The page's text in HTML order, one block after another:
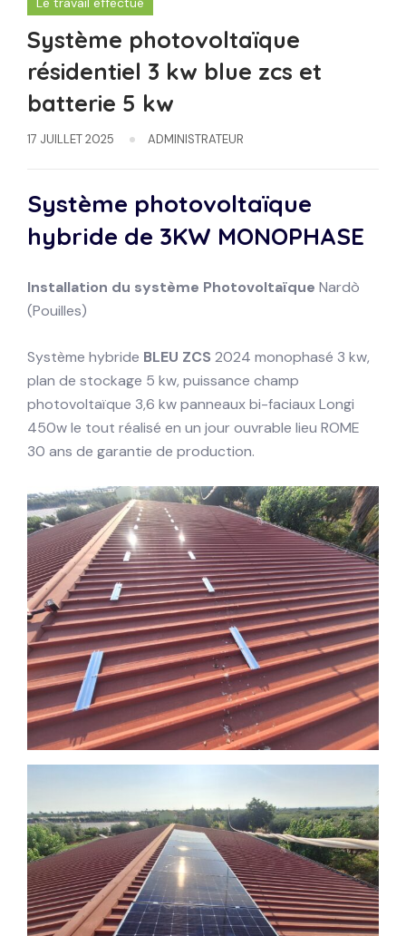
Système photovoltaïque
résidentiel 3 kw blue zcs et
batterie 5 kw
17 JUILLET 2025 ADMINISTRATEUR
Système photovoltaïque
hybride de 3KW MONOPHASE
Installation du système Photovoltaïque Nardò
(Pouilles)
Système hybride BLEU ZCS 2024 monophasé 3 kw,
plan de stockage 5 kw, puissance champ
photovoltaïque 3,6 kw panneaux bi-faciaux Longi
450w le tout réalisé en un jour ouvrable lieu ROME
30 ans de garantie de production.